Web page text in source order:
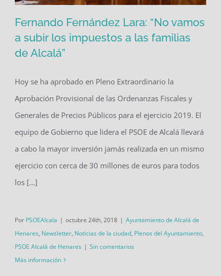
a subir los impuestos a las familias de
Alcalá”
Fernando Fernández Lara: “No vamos
a subir los impuestos a las familias
de Alcalá”
Hoy se ha aprobado en Pleno Extraordinario la
Aprobación Provisional de las Ordenanzas Fiscales y
Generales de Precios Públicos para el ejercicio 2019. El
equipo de Gobierno que lidera el PSOE de Alcalá llevará
a cabo la mayor inversión jamás realizada en un mismo
ejercicio con cerca de 30 millones de euros para todos
los [...]
Por PSOEAlcala | octubre 24th, 2018 | Ayuntamiento de Alcalá de
Henares, Newsletter, Noticias de la ciudad, Plenos del Ayuntamiento,
PSOE Alcalá de Henares | Sin comentarios
Más información